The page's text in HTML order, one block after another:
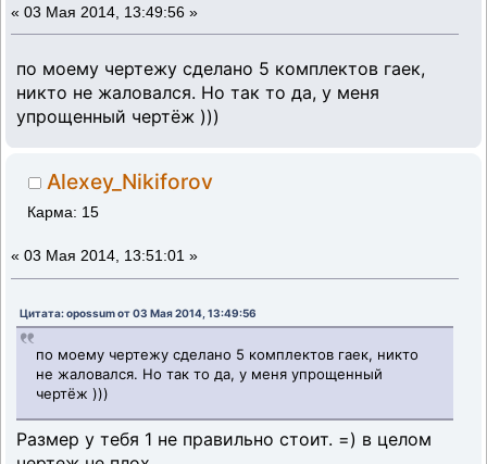
« 03 Мая 2014, 13:49:56 »
по моему чертежу сделано 5 комплектов гаек,
никто не жаловался. Но так то да, у меня
упрощенный чертёж )))
Alexey_Nikiforov
Карма: 15
« 03 Мая 2014, 13:51:01 »
Цитата: opossum от 03 Мая 2014, 13:49:56
по моему чертежу сделано 5 комплектов гаек, никто
не жаловался. Но так то да, у меня упрощенный
чертёж )))
Размер у тебя 1 не правильно стоит. =) в целом